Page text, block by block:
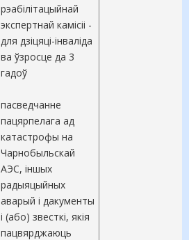
рэабілітацыйнай
экспертнай камісіі -
для дзіцяці-інваліда
ва ўзросце да 3
гадоў
пасведчанне
пацярпелага ад
катастрофы на
Чарнобыльскай
АЭС, іншых
радыяцыйных
аварый і дакументы
і (або) звесткі, якія
пацвярджаюць